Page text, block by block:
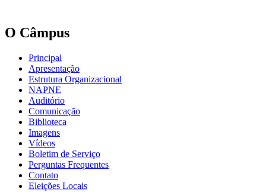
O Câmpus
Principal
Apresentação
Estrutura Organizacional
NAPNE
Auditório
Comunicação
Biblioteca
Imagens
Vídeos
Boletim de Serviço
Perguntas Frequentes
Contato
Eleições Locais